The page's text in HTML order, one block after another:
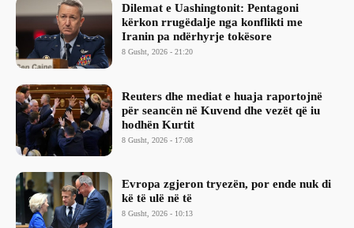
Dilemat e Uashingtonit: Pentagoni
kërkon rrugëdalje nga konflikti me
Iranin pa ndërhyrje tokësore
8 Gusht, 2026 - 21:20
Reuters dhe mediat e huaja raportojnë
për seancën në Kuvend dhe vezët që iu
hodhën Kurtit
8 Gusht, 2026 - 17:08
Evropa zgjeron tryezën, por ende nuk di
kë të ulë në të
8 Gusht, 2026 - 10:13